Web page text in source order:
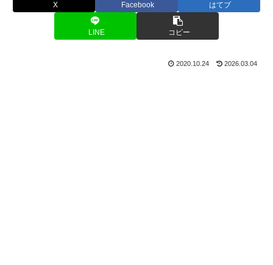
X Facebook はてブ
LINE コピー
2020.10.24 2026.03.04